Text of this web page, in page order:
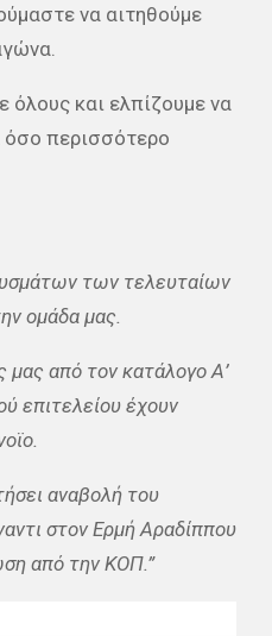
να αιτηθούμε
και ελπίζουμε να
όσο περισσότερο
των τελευταίων
ομάδα μας.
μας από τον κατάλογο Α’
επιτελείου έχουν
αναβολή του
στον Ερμή Αραδίππου
από την ΚΟΠ.”